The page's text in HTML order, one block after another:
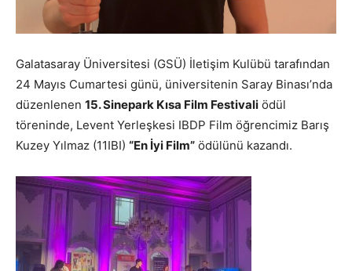
Galatasaray Üniversitesi (GSÜ) İletişim Kulübü tarafından
24 Mayıs Cumartesi günü, üniversitenin Saray Binası’nda
düzenlenen 15. Sinepark Kısa Film Festivali ödül
töreninde, Levent Yerleşkesi IBDP Film öğrencimiz Barış
Kuzey Yılmaz (11IBI) “En İyi Film” ödülünü kazandı.